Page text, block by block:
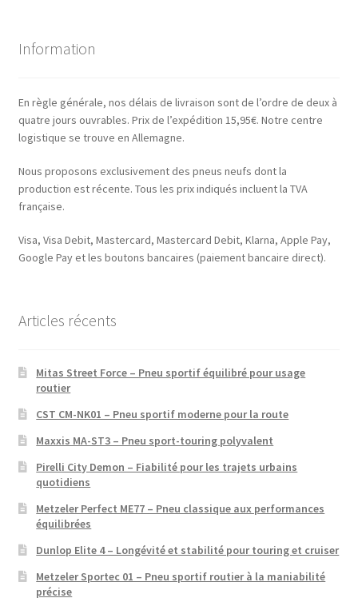
Information
En règle générale, nos délais de livraison sont de l’ordre de deux à
quatre jours ouvrables. Prix de l’expédition 15,95€. Notre centre
logistique se trouve en Allemagne.
Nous proposons exclusivement des pneus neufs dont la
production est récente. Tous les prix indiqués incluent la TVA
française.
Visa, Visa Debit, Mastercard, Mastercard Debit, Klarna, Apple Pay,
Google Pay et les boutons bancaires (paiement bancaire direct).
Articles récents
Mitas Street Force – Pneu sportif équilibré pour usage
routier
CST CM-NK01 – Pneu sportif moderne pour la route
Maxxis MA-ST3 – Pneu sport-touring polyvalent
Pirelli City Demon – Fiabilité pour les trajets urbains
quotidiens
Metzeler Perfect ME77 – Pneu classique aux performances
équilibrées
Dunlop Elite 4 – Longévité et stabilité pour touring et cruiser
Metzeler Sportec 01 – Pneu sportif routier à la maniabilité
précise